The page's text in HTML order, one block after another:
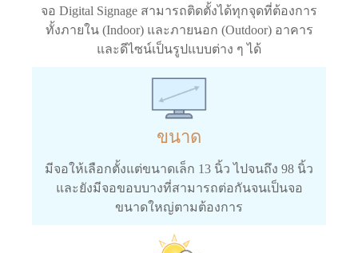
จอ Digital Signage สามารถติดตั้งได้ทุกจุดที่ต้องการ
ทั้งภายใน (Indoor) และภายนอก (Outdoor) อาคาร
และดีไซน์เป็นรูปแบบต่าง ๆ ได้
ขนาด
มีจอให้เลือกตั้งแต่ขนาดเล็ก 13 นิ้ว ไปจนถึง 98 นิ้ว
และยังมีจอขอบบางที่สามารถต่อกันจนเป็นจอ
ขนาดใหญ่ตามต้องการ